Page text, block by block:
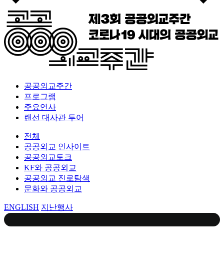
공공외교주간
프로그램
주요연사
랜선 대사관 투어
전체
공공외교 인사이트
공공외교토크
KF와 공공외교
공공외교 진로탐색
문화와 공공외교
ENGLISH 지난행사